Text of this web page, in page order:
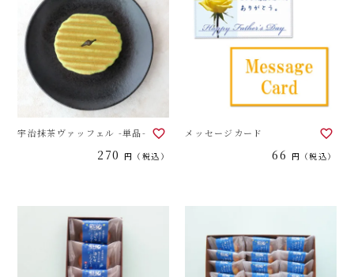
宇治抹茶ヴァッフェル -単品-
270 税込
メッセージカード
66 税込